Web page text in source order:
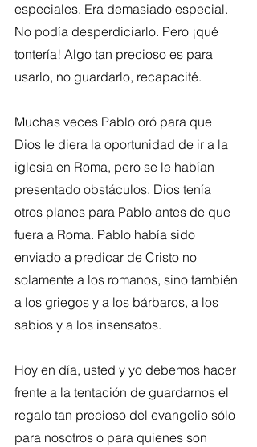
especiales. Era demasiado especial.
No podía desperdiciarlo. Pero ¡qué
tontería! Algo tan precioso es para
usarlo, no guardarlo, recapacité.
Muchas veces Pablo oró para que
Dios le diera la oportunidad de ir a la
iglesia en Roma, pero se le habían
presentado obstáculos. Dios tenía
otros planes para Pablo antes de que
fuera a Roma. Pablo había sido
enviado a predicar de Cristo no
solamente a los romanos, sino también
a los griegos y a los bárbaros, a los
sabios y a los insensatos.
Hoy en día, usted y yo debemos hacer
frente a la tentación de guardarnos el
regalo tan precioso del evangelio sólo
para nosotros o para quienes son